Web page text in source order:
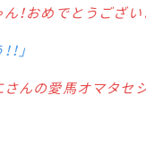
！おめでとうござい
」
んの愛馬オマタセ